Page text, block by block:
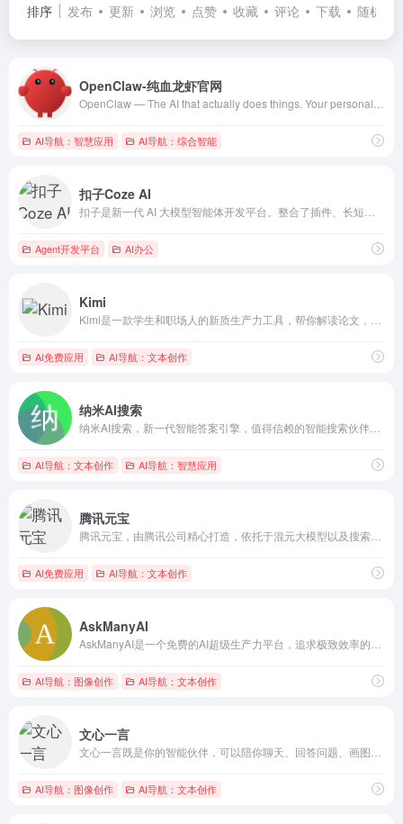
排序 发布 更新 浏览 点赞 收藏 评论 下载 随机
OpenClaw-纯血龙虾官网
AI导航：智慧应用 AI导航：综合智能
扣子Coze AI
Agent开发平台 AI办公
Kimi
AI免费应用 AI导航：文本创作
纳米AI搜索
AI导航：文本创作 AI导航：智慧应用
腾讯元宝
AI免费应用 AI导航：文本创作
AskManyAI
AI导航：图像创作 AI导航：文本创作
文心一言
AI导航：图像创作 AI导航：文本创作